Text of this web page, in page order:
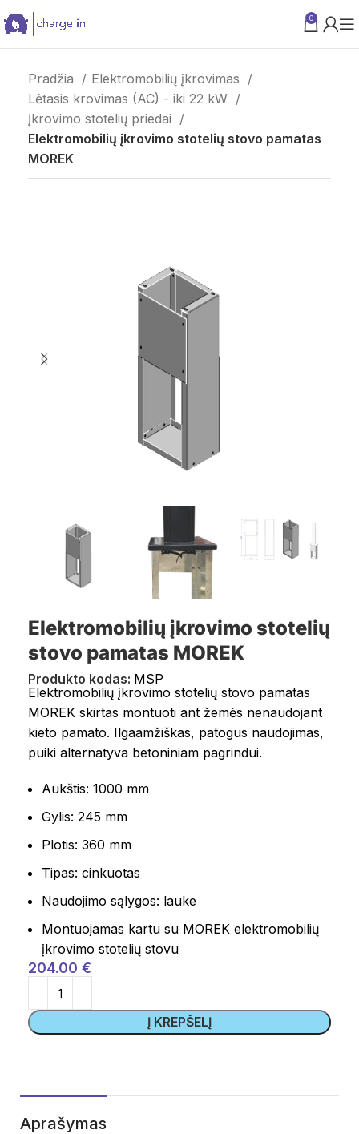
0
Pradžia
Elektromobilių įkrovimas
Lėtasis krovimas (AC) - iki 22 kW
Įkrovimo stotelių priedai
Elektromobilių įkrovimo stotelių stovo pamatas
MOREK
Elektromobilių įkrovimo stotelių
stovo pamatas MOREK
Produkto kodas: MSP
Elektromobilių įkrovimo stotelių stovo pamatas
MOREK skirtas montuoti ant žemės nenaudojant
kieto pamato. Ilgaamžiškas, patogus naudojimas,
puiki alternatyva betoniniam pagrindui.
Aukštis: 1000 mm
Gylis: 245 mm
Plotis: 360 mm
Tipas: cinkuotas
Naudojimo sąlygos: lauke
Montuojamas kartu su MOREK elektromobilių
įkrovimo stotelių stovu
204.00 €
Į KREPŠELĮ
Aprašymas